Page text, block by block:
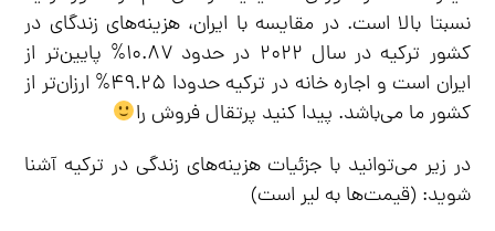
نسبتا بالا است. در مقایسه با ایران، هزینه‌های زندگای در
کشور ترکیه در سال ۲۰۲۲ در حدود ۱۰.۸۷% پایین‌تر از
ایران است و اجاره خانه در ترکیه حدودا ۴۹.۲۵% ارزان‌تر از
کشور ما می‌باشد. پیدا کنید پرتقال فروش را
در زیر می‌توانید با جزئیات هزینه‌های زندگی در ترکیه آشنا
شوید: (قیمت‌ها به لیر است)